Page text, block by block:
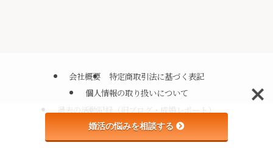
会社概要
特定商取引法に基づく表記
個人情報の取り扱いについて
過去の活動記録（旧ブログ・成婚レポート）
©ブライダルサロン東京
婚活の悩みを相談する